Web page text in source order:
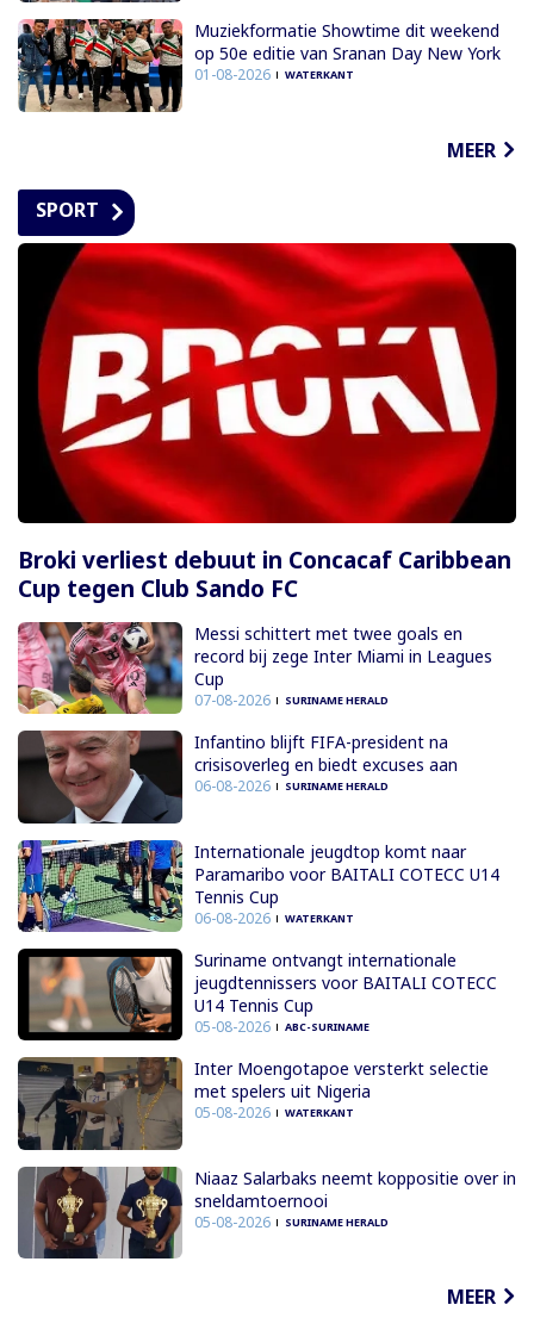
Muziekformatie Showtime dit weekend
op 50e editie van Sranan Day New York
01-08-2026 WATERKANT
MEER
SPORT
Broki verliest debuut in Concacaf Caribbean
Cup tegen Club Sando FC
Messi schittert met twee goals en
record bij zege Inter Miami in Leagues
Cup
07-08-2026 SURINAME HERALD
Infantino blijft FIFA-president na
crisisoverleg en biedt excuses aan
06-08-2026 SURINAME HERALD
Internationale jeugdtop komt naar
Paramaribo voor BAITALI COTECC U14
Tennis Cup
06-08-2026 WATERKANT
Suriname ontvangt internationale
jeugdtennissers voor BAITALI COTECC
U14 Tennis Cup
05-08-2026 ABC-SURINAME
Inter Moengotapoe versterkt selectie
met spelers uit Nigeria
05-08-2026 WATERKANT
Niaaz Salarbaks neemt koppositie over in
sneldamtoernooi
05-08-2026 SURINAME HERALD
MEER